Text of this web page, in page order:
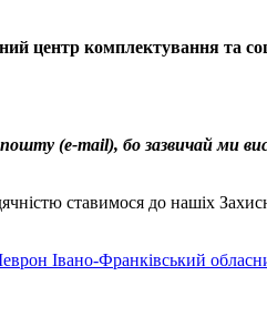
центр комплектування та
(e-mail), бо зазвичай ми
ставимося до нашіх
Івано-Франківський